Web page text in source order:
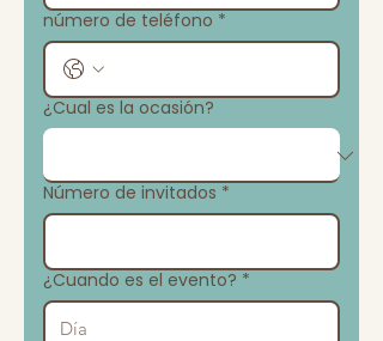
número de teléfono *
¿Cual es la ocasión?
Número de invitados *
¿Cuando es el evento? *